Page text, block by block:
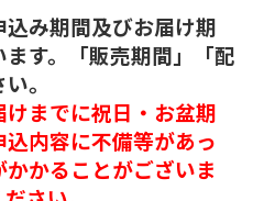
み期間及びお届け期
す。「販売期間」「配
。
までに祝日・お盆期
内容に不備等があっ
かることがございま